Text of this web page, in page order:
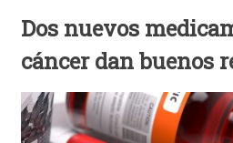
Dos nuevos
cáncer dan buenos